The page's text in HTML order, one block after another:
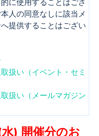
に使用することはござ
人の同意なしに該当メ
提供することはござい
扱い（イベント・セミ
扱い（メールマガジン
分のお